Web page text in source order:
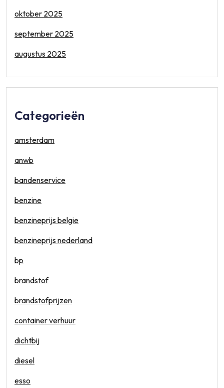
oktober 2025
september 2025
augustus 2025
Categorieën
amsterdam
anwb
bandenservice
benzine
benzineprijs belgie
benzineprijs nederland
bp
brandstof
brandstofprijzen
container verhuur
dichtbij
diesel
esso